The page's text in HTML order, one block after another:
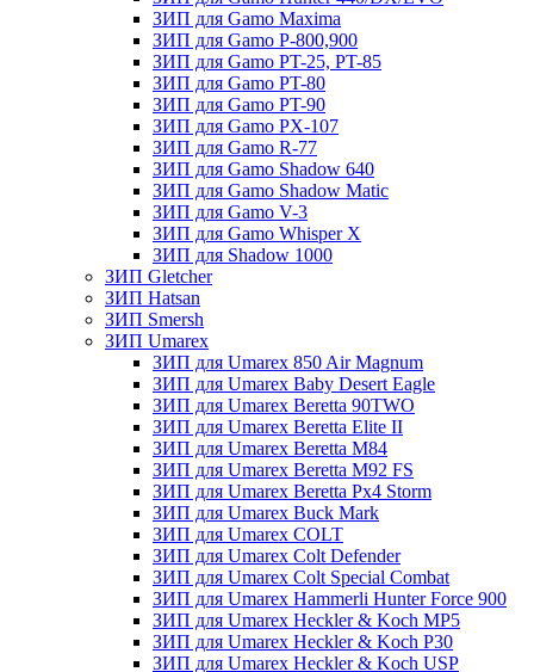
ЗИП для Gamo Maxima
ЗИП для Gamo P-800,900
ЗИП для Gamo PT-25, PT-85
ЗИП для Gamo PT-80
ЗИП для Gamo PT-90
ЗИП для Gamo PX-107
ЗИП для Gamo R-77
ЗИП для Gamo Shadow 640
ЗИП для Gamo Shadow Matic
ЗИП для Gamo V-3
ЗИП для Gamo Whisper X
ЗИП для Shadow 1000
ЗИП Gletcher
ЗИП Hatsan
ЗИП Smersh
ЗИП Umarex
ЗИП для Umarex 850 Air Magnum
ЗИП для Umarex Baby Desert Eagle
ЗИП для Umarex Beretta 90TWO
ЗИП для Umarex Beretta Elite II
ЗИП для Umarex Beretta M84
ЗИП для Umarex Beretta M92 FS
ЗИП для Umarex Beretta Px4 Storm
ЗИП для Umarex Buck Mark
ЗИП для Umarex COLT
ЗИП для Umarex Colt Defender
ЗИП для Umarex Colt Special Combat
ЗИП для Umarex Hammerli Hunter Force 900
ЗИП для Umarex Heckler & Koch MP5
ЗИП для Umarex Heckler & Koch P30
ЗИП для Umarex Heckler & Koch USP